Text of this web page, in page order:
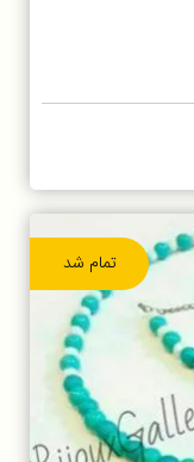
تمام شد